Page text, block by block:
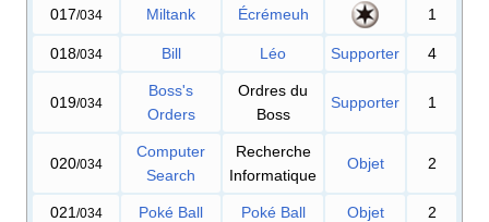
017/034 Miltank Écrémeuh 1
018/034 Bill Léo Supporter 4
019/034
Boss's
Orders
Ordres du
Boss
Supporter 1
020/034
Computer
Search
Recherche
Informatique
Objet 2
021 /034 Poké Ball Poké Ball Objet 2